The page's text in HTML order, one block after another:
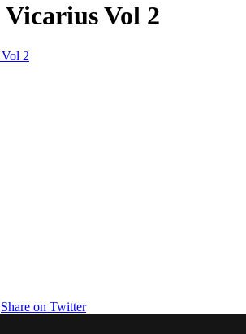
Vol 2
Share on Twitter